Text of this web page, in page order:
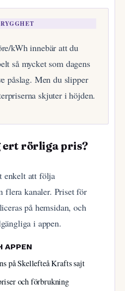
kWh innebär att du
så mycket som dagens
påslag. Men du slipper
skjuter i höjden.
rörliga pris?
enkelt att följa
flera kanaler. Priset för
på hemsidan, och
i appen.
APPEN
på Skellefteå Krafts sajt
och förbrukning